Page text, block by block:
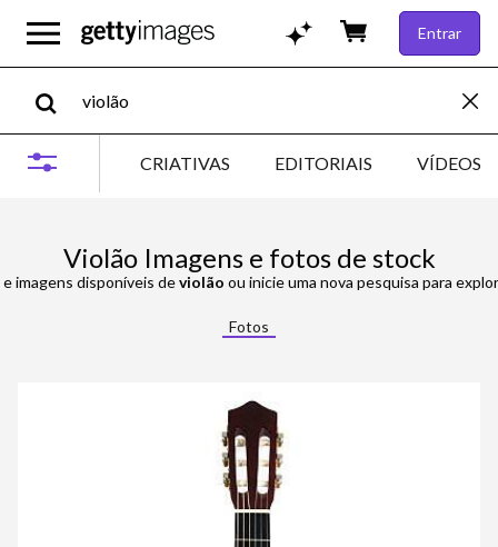
Entrar
CRIATIVAS EDITORIAIS VÍDEOS
Violão Imagens e fotos de stock
imagens disponíveis deviolão ou inicie uma nova pesquisa para
Fotos